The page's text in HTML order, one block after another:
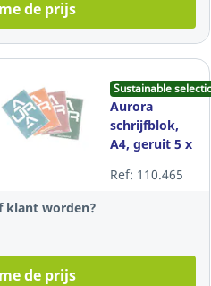
de prijs
Sustainable
Aurora
schrijfblok,
A4, geruit 5 x
zijdelings
Ref: 110.465
klant worden?
de prijs